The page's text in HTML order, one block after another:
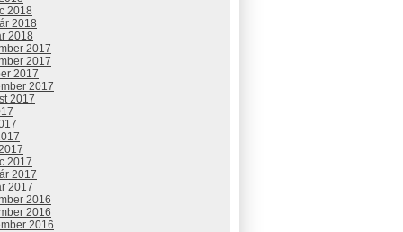
2018
2018
2018
2017
2017
2017
2017
2017
2017
2017
2017
2016
2016
2016